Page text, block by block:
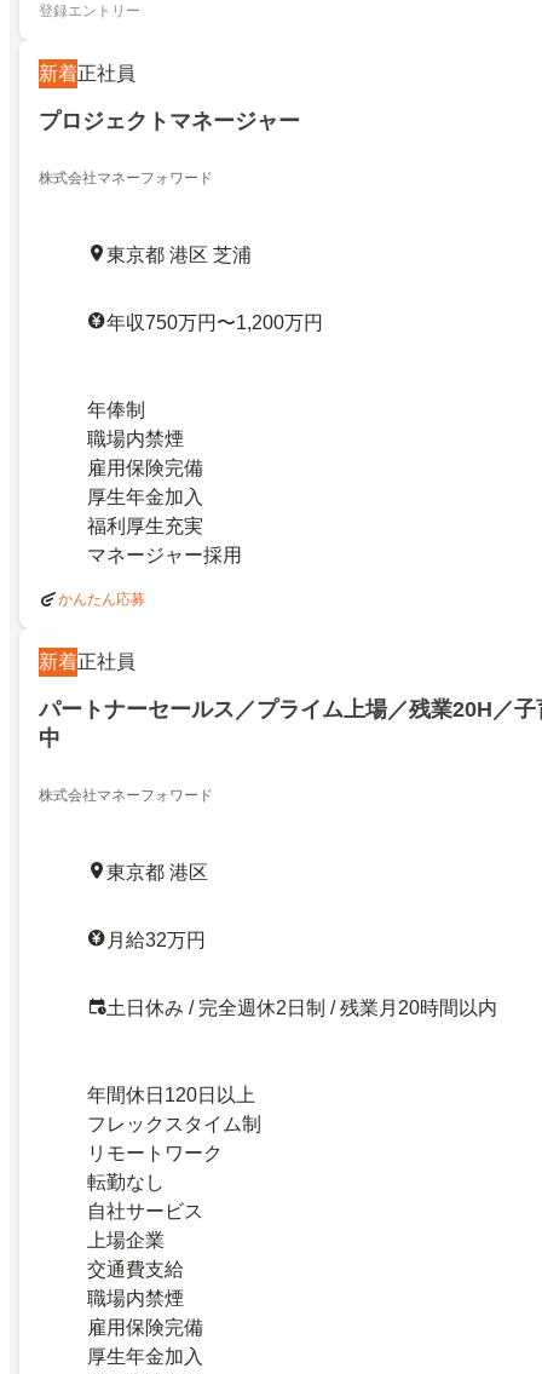
登録エントリー
新着正社員
プロジェクトマネージャー
株式会社マネーフォワード
東京都 港区 芝浦
年収750万円〜1,200万円
年俸制
職場内禁煙
雇用保険完備
厚生年金加入
福利厚生充実
マネージャー採用
かんたん応募
新着正社員
パートナーセールス／プライム上場／残業20H／
中
株式会社マネーフォワード
東京都 港区
月給32万円
土日休み / 完全週休2日制 / 残業月20時間以内
年間休日120日以上
フレックスタイム制
リモートワーク
転勤なし
自社サービス
上場企業
交通費支給
職場内禁煙
雇用保険完備
厚生年金加入